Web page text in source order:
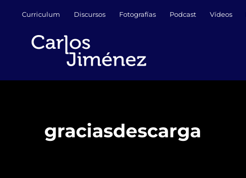
contenido
Curriculum Discursos Fotografías Podcast Vídeos
graciasdescarga